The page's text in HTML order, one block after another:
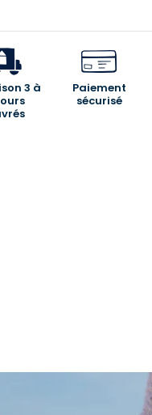
3 à
Paiement
sécurisé